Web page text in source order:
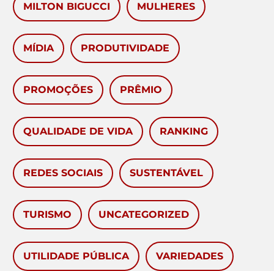
MILTON BIGUCCI MULHERES
MÍDIA PRODUTIVIDADE
PROMOÇÕES PRÊMIO
QUALIDADE DE VIDA RANKING
REDES SOCIAIS SUSTENTÁVEL
TURISMO UNCATEGORIZED
UTILIDADE PÚBLICA VARIEDADES